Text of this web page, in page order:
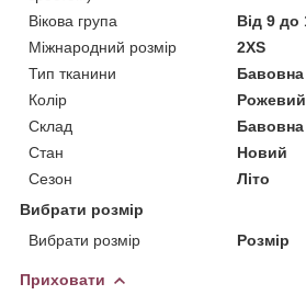
Вікова група
Від 9 до
Міжнародний розмір
2XS
Тип тканини
Бавовна
Колір
Рожевий
Склад
Бавовна
Стан
Новий
Сезон
Літо
Вибрати розмір
Вибрати розмір
Розмір
Приховати